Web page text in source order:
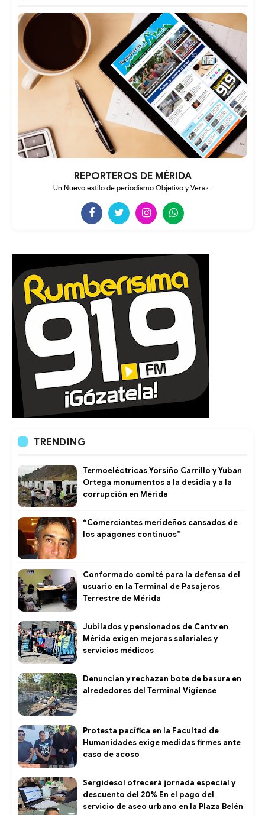
REPORTEROS DE MÉRIDA
Un Nuevo estilo de periodismo Objetivo y Veraz .
TRENDING
Termoeléctricas Yorsiño Carrillo y Yuban
Ortega monumentos a la desidia y a la
corrupción en Mérida
“Comerciantes merideños cansados de
los apagones continuos”
Conformado comité para la defensa del
usuario en la Terminal de Pasajeros
Terrestre de Mérida
Jubilados y pensionados de Cantv en
Mérida exigen mejoras salariales y
servicios médicos
Denuncian y rechazan bote de basura en
alrededores del Terminal Vigíense
Protesta pacífica en la Facultad de
Humanidades exige medidas firmes ante
caso de acoso
Sergidesol ofrecerá jornada especial y
descuento del 20% En el pago del
servicio de aseo urbano en la Plaza Belén